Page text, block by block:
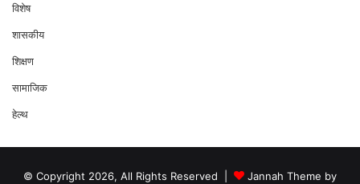
विशेष
शासकीय
शिक्षण
सामाजिक
हेल्थ
© Copyright 2026, All Rights Reserved | Jannah Theme by